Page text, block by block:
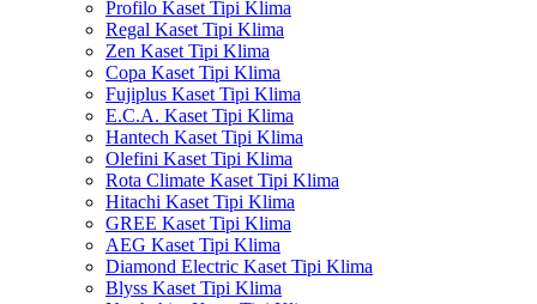
Profilo Kaset Tipi Klima
Regal Kaset Tipi Klima
Zen Kaset Tipi Klima
Copa Kaset Tipi Klima
Fujiplus Kaset Tipi Klima
E.C.A. Kaset Tipi Klima
Hantech Kaset Tipi Klima
Olefini Kaset Tipi Klima
Rota Climate Kaset Tipi Klima
Hitachi Kaset Tipi Klima
GREE Kaset Tipi Klima
AEG Kaset Tipi Klima
Diamond Electric Kaset Tipi Klima
Blyss Kaset Tipi Klima